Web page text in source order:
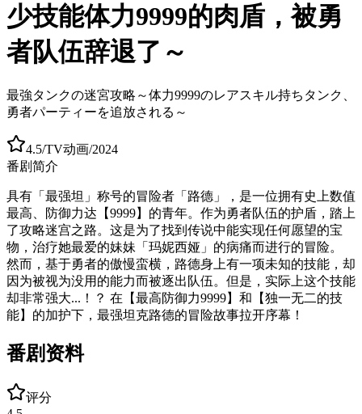
少技能体力9999的肉盾，被勇
者队伍辞退了～
最強タンクの迷宮攻略～体力9999のレアスキル持ちタンク、
勇者パーティーを追放される～
4.5/TV动画/2024
番剧简介
具有「最强坦」称号的冒险者「路德」，是一位拥有史上数值
最高、防御力达【9999】的青年。作为勇者队伍的护盾，踏上
了攻略迷宫之路。这是为了找到传说中能实现任何愿望的宝
物，治疗她最爱的妹妹「玛妮西娅」的病痛而进行的冒险。
然而，基于勇者的傲慢蛮横，路德身上有一项未知的技能，却
因为被视为没用的能力而被逐出队伍。但是，实际上这个技能
却非常强大...！？ 在【最高防御力9999】和【独一无二的技
能】的加护下，最强坦克路德的冒险故事拉开序幕！
番剧资料
评分